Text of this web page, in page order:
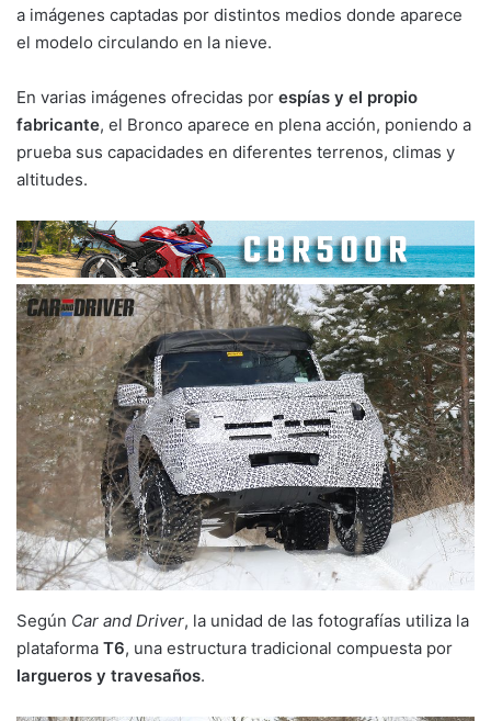
a imágenes captadas por distintos medios donde aparece
el modelo circulando en la nieve.
En varias imágenes ofrecidas por espías y el propio
fabricante, el Bronco aparece en plena acción, poniendo a
prueba sus capacidades en diferentes terrenos, climas y
altitudes.
Según Car and Driver, la unidad de las fotografías utiliza la
plataforma T6, una estructura tradicional compuesta por
largueros y travesaños.